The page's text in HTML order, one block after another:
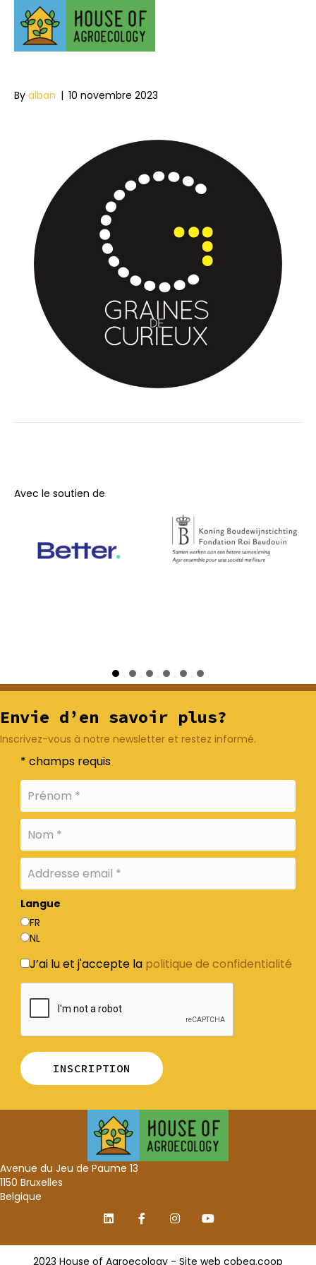
Graines_de_curieux
By alban | 10 novembre 2023
Avec le soutien de
Slide group 1
Slide group 2
Slide group 3
Slide group 4
Slide group 5
Slide group 6
Envie d’en savoir plus?
Inscrivez-vous à notre newsletter et restez informé.
* champs requis
Langue
FR
NL
J’ai lu et j'accepte la politique de confidentialité
Avenue du Jeu de Paume 13
1150 Bruxelles
Belgique
2023 House of Agroecology - Site web cobea.coop